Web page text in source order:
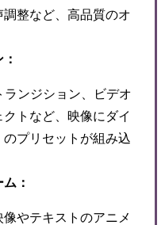
整など、高品質のオ
ンジション、ビデオ
トなど、映像にダイ
プリセットが組み込
：
やテキストのアニメ